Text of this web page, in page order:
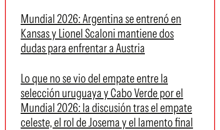
Mundial 2026: Argentina se entrenó en
Kansas y Lionel Scaloni mantiene dos
dudas para enfrentar a Austria
Lo que no se vio del empate entre la
selección uruguaya y Cabo Verde por el
Mundial 2026: la discusión tras el empate
celeste, el rol de Josema y el lamento final